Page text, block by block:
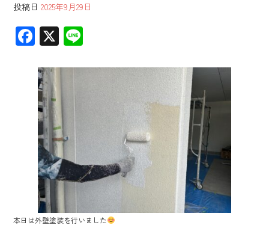
投稿日 2025年9月29日
F
e
b
o
ok
X
本日は外壁塗装を行いました